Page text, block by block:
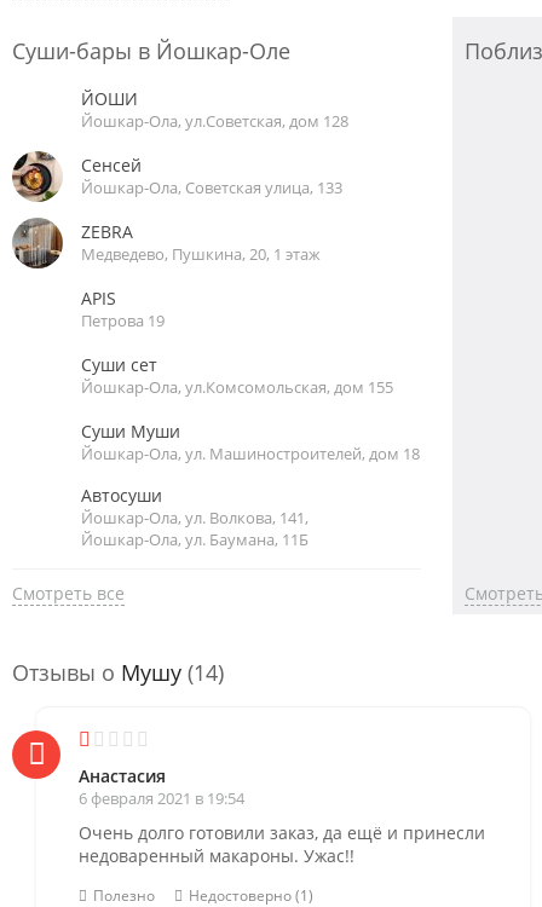
Суши-бары в Йошкар-Оле
ЙОШИ
Йошкар-Ола, ул.Советская, дом 128
Сенсей
Йошкар-Ола, Советская улица, 133
ZEBRA
Медведево, Пушкина, 20, 1 этаж
APIS
Петрова 19
Суши сет
Йошкар-Ола, ул.Комсомольская, дом 155
Суши Муши
Йошкар-Ола, ул. Машиностроителей, дом 18
Автосуши
Йошкар-Ола, ул. Волкова, 141,
Йошкар-Ола, ул. Баумана, 11Б
Смотреть все
Отзывы о Мушу (14)
Анастасия
6 февраля 2021 в 19:54
Очень долго готовили заказ, да ещё и принесли
недоваренный макароны. Ужас!!
Полезно Недостоверно (1)